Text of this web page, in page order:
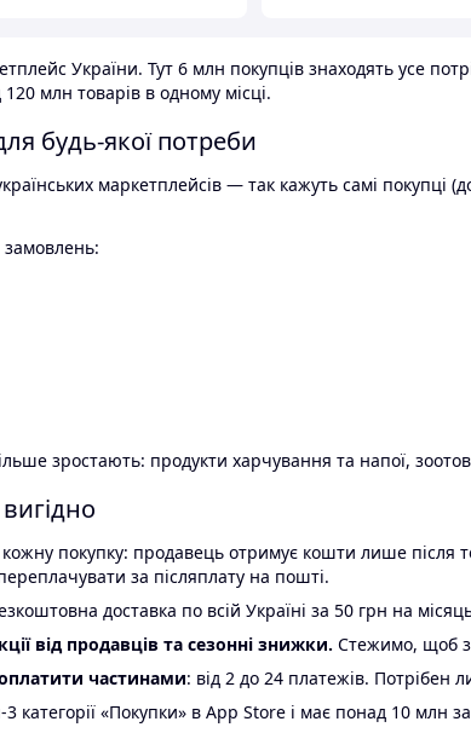
України. Тут 6 млн покупців знаходять усе
млн товарів в одному місці.
будь-якої потреби
маркетплейсів — так кажуть самі покупці
замовлень:
зростають: продукти харчування та напої,
покупку: продавець отримує кошти лише після
за післяплату на пошті.
доставка по всій Україні за 50 грн на
від продавців та сезонні знижки. Стежимо, щоб
частинами: від 2 до 24 платежів. Потрібен
категорії «Покупки» в App Store і має понад 10 млн